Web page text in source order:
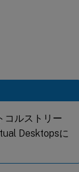
コルストリー
Desktopsに